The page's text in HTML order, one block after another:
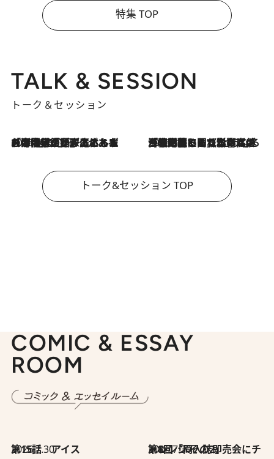
特集 TOP
TALK & SESSION
トーク＆セッション
2026.8.3
「今後値上げがあるとすれば…」「リスクがあるのは今年の冬」エネルギー専門家が語る、ホルムズ海峡封鎖が家庭にもたらす“ある心配” 2026.8.3
「住宅建てられない…」「サーチャージ料の高値が続いている」ホルムズ海峡封鎖による影響はいつまで続く？《エネルギー専門家に聞く“どうなる日本の暮らし”》
トーク&セッション TOP
COMIC & ESSAY
ROOM
2026.7.30
第15話 アイス 2026.7.30
第8回「同人誌即売会にチャレンジ その2」